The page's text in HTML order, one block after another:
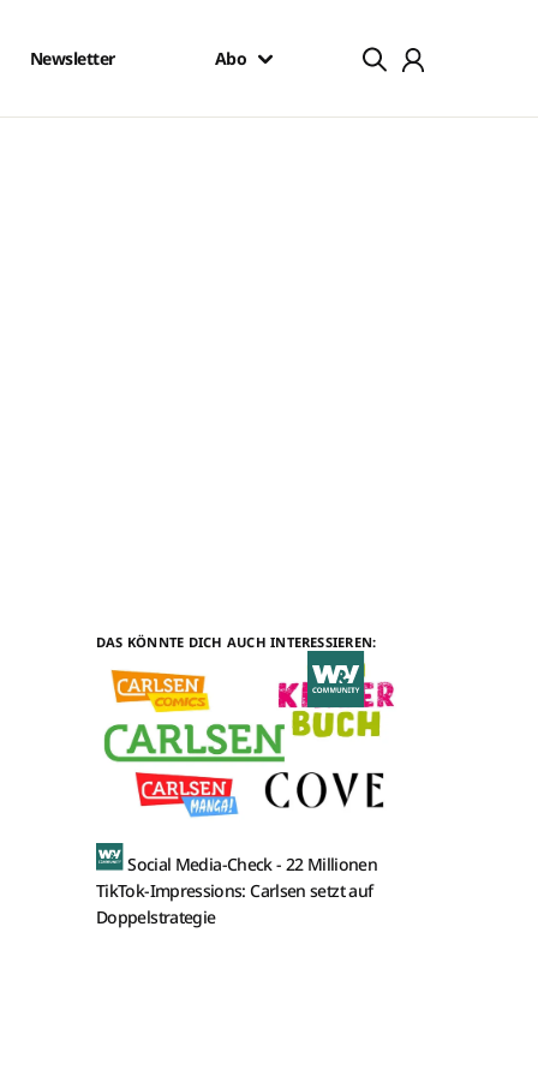
Newsletter Abo
DAS KÖNNTE DICH AUCH INTERESSIEREN:
Social Media-Check - 22 Millionen
TikTok-Impressions: Carlsen setzt auf
Doppelstrategie